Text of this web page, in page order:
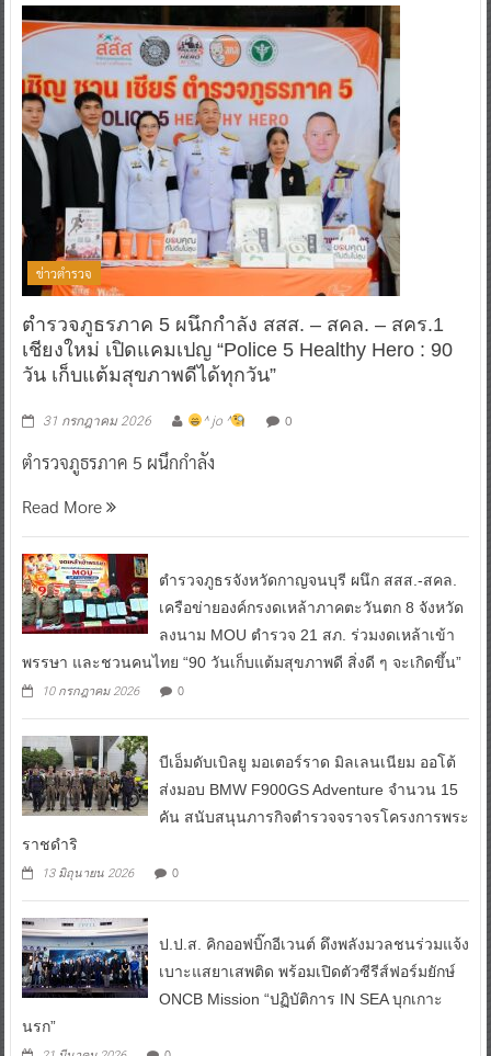
ข่าวตำรวจ
ตำรวจภูธรภาค 5 ผนึกกำลัง สสส. – สคล. – สคร.1
เชียงใหม่ เปิดแคมเปญ “Police 5 Healthy Hero : 90
วัน เก็บแต้มสุขภาพดีได้ทุกวัน”
31 กรกฎาคม 2026 ^ jo ^ 0
ตำรวจภูธรภาค 5 ผนึกกำลัง
Read More
ตำรวจภูธรจังหวัดกาญจนบุรี ผนึก สสส.-สคล.
เครือข่ายองค์กรงดเหล้าภาคตะวันตก 8 จังหวัด
ลงนาม MOU ตำรวจ 21 สภ. ร่วมงดเหล้าเข้า
พรรษา และชวนคนไทย “90 วันเก็บแต้มสุขภาพดี สิ่งดี ๆ จะเกิดขึ้น”
10 กรกฎาคม 2026 0
บีเอ็มดับเบิลยู มอเตอร์ราด มิลเลนเนียม ออโต้
ส่งมอบ BMW F900GS Adventure จำนวน 15
คัน สนับสนุนภารกิจตำรวจจราจรโครงการพระ
ราชดำริ
13 มิถุนายน 2026 0
ป.ป.ส. คิกออฟบิ๊กอีเวนต์ ดึงพลังมวลชนร่วมแจ้ง
เบาะแสยาเสพติด พร้อมเปิดตัวซีรีส์ฟอร์มยักษ์
ONCB Mission “ปฏิบัติการ IN SEA บุกเกาะ
นรก”